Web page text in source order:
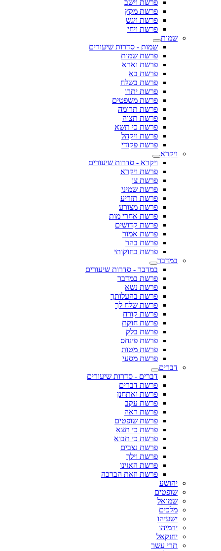
פרשת וישב
פרשת מקץ
פרשת ויגש
פרשת ויחי
שמות
שמות - סדרות שיעורים
פרשת שמות
פרשת וארא
פרשת בא
פרשת בשלח
פרשת יתרו
פרשת משפטים
פרשת תרומה
פרשת תצוה
פרשת כי תשא
פרשת ויקהל
פרשת פקודי
ויקרא
ויקרא - סדרות שיעורים
פרשת ויקרא
פרשת צו
פרשת שמיני
פרשת תזריע
פרשת מצורע
פרשת אחרי מות
פרשת קדושים
פרשת אמור
פרשת בהר
פרשת בחוקותי
במדבר
במדבר - סדרות שיעורים
פרשת במדבר
פרשת נשא
פרשת בהעלותך
פרשת שלח לך
פרשת קורח
פרשת חוקת
פרשת בלק
פרשת פינחס
פרשת מטות
פרשת מסעי
דברים
דברים - סדרות שיעורים
פרשת דברים
פרשת ואתחנן
פרשת עקב
פרשת ראה
פרשת שופטים
פרשת כי תצא
פרשת כי תבוא
פרשת נצבים
פרשת וילך
פרשת האזינו
פרשת וזאת הברכה
יהושע
שופטים
שמואל
מלכים
ישעיהו
ירמיהו
יחזקאל
תרי עשר